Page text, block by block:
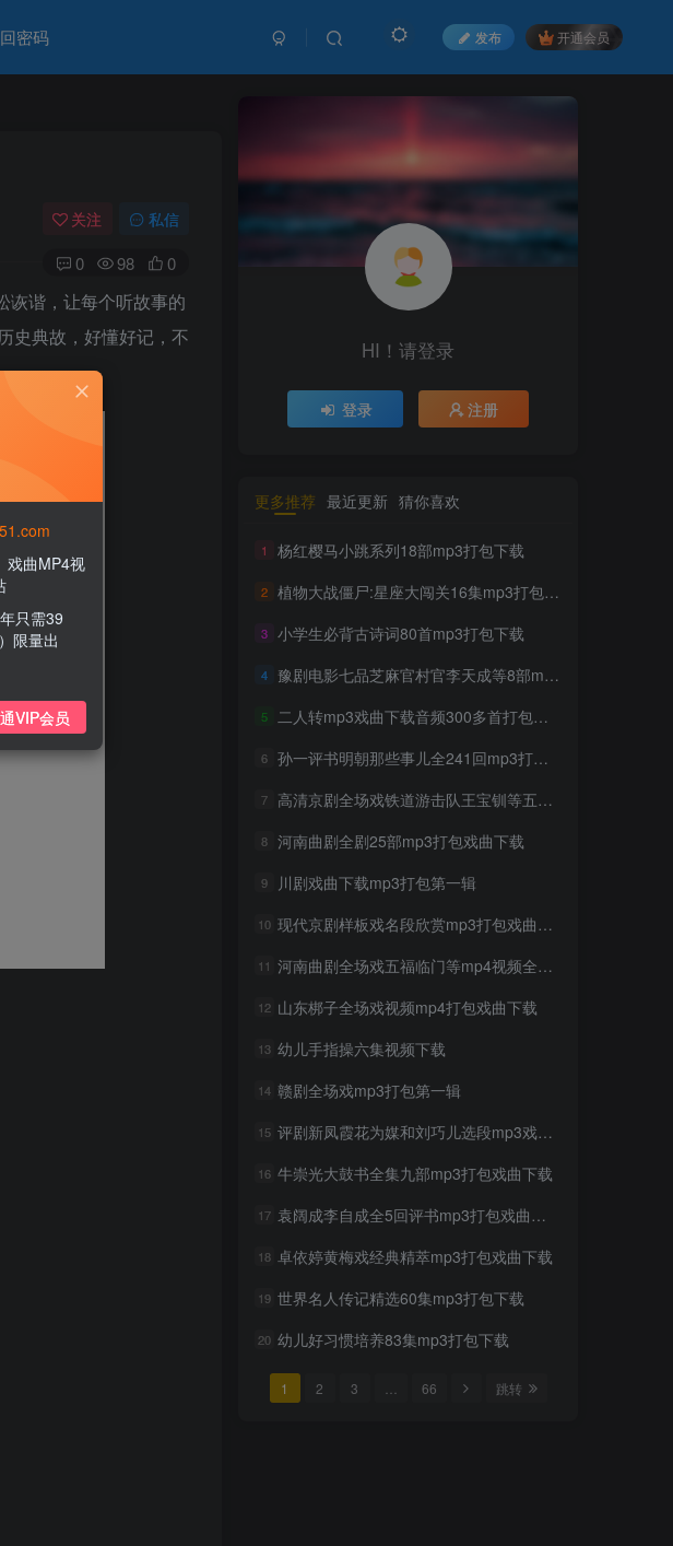
密码 发布 开通会员
关注 私信
0 98 0
诙谐，让每个听故事的
史典故，好懂好记，不
HI！请登录
登录 注册
更多推荐 最近更新 猜你喜欢
1 杨红樱马小跳系列18部mp3打包下载
2 植物大战僵尸:星座大闯关16集mp3打包下载
3 小学生必背古诗词80首mp3打包下载
4 豫剧电影七品芝麻官村官李天成等8部mp4打包戏曲下载
5 二人转mp3戏曲下载音频300多首打包戏曲下载
6 孙一评书明朝那些事儿全241回mp3打包戏曲下载
7 高清京剧全场戏铁道游击队王宝钏等五部mp4打包戏曲下载
8 河南曲剧全剧25部mp3打包戏曲下载
9 川剧戏曲下载mp3打包第一辑
10 现代京剧样板戏名段欣赏mp3打包戏曲下载
11 河南曲剧全场戏五福临门等mp4视频全剧戏曲下载
12 山东梆子全场戏视频mp4打包戏曲下载
13 幼儿手指操六集视频下载
14 赣剧全场戏mp3打包第一辑
15 评剧新凤霞花为媒和刘巧儿选段mp3戏曲下载
16 牛崇光大鼓书全集九部mp3打包戏曲下载
17 袁阔成李自成全5回评书mp3打包戏曲下载
18 卓依婷黄梅戏经典精萃mp3打包戏曲下载
19 世界名人传记精选60集mp3打包下载
20 幼儿好习惯培养83集mp3打包下载
1 2 3 66 跳转
HI！请登录
登录 注册
1699人已阅读
豫剧经典唱段大全850首mp3打包戏曲下
TOP1
合集
2年前 1298人已阅读
TOP2
收藏版郭德纲相声专辑mp3
打包戏曲下载
2年前 1161人已阅读
TOP3
潮剧精彩选段200多首mp3打
包戏曲下载
2年前 1158人已阅读
TOP4
猴子警长探案记第一二三季
2年前 922人已阅读
TOP5
超级飞侠动画片1-9季全集中
贝瓦儿歌大全mp3版346首打
包下载
豫剧选段108段mp3打包载
戏曲下载
湖北大鼓80多首mp3打包戏
戏曲MP4视
只需39
限量出
VIP会员